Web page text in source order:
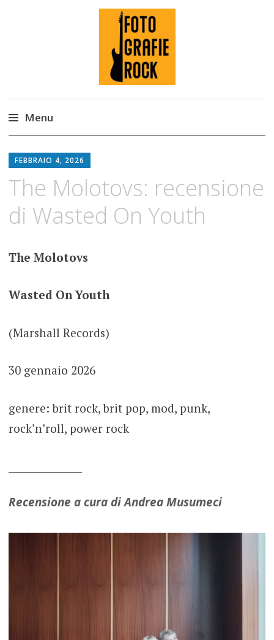
Fotografie ROCK
Menu
to
content
FEBBRAIO 4, 2026
The Molotovs: recensione
di Wasted On Youth
The Molotovs
Wasted On Youth
(Marshall Records)
30 gennaio 2026
genere: brit rock, brit pop, mod, punk,
rock’n’roll, power rock
Recensione a cura di Andrea Musumeci